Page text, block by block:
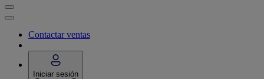
Contactar ventas
Iniciar sesión